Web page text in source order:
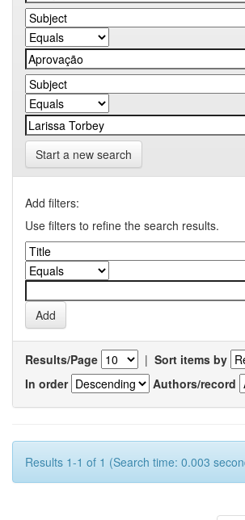
Start a new search
Add filters:
Use filters to refine the search results.
Results/Page | Sort items by
In order
Authors/record
Results 1-1 of 1 (Search time: 0.003